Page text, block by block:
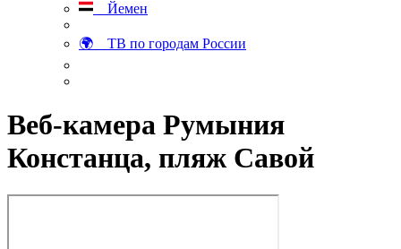
Йемен
🌍 ТВ по городам России
Веб-камера Румыния
Констанца, пляж Савой